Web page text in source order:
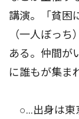
講演。「貧困
（一人ぼっ
ある。仲間が
に誰もが集ま
○…出身は東